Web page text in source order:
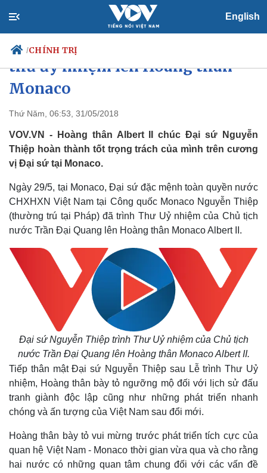
English
/CHÍNH TRỊ
Chính trị
Tổ chức nhân sự
Quốc hội
Nhận diện sự thật
Dự báo thời tiết
Giáo dục
Biển đảo
Đại sứ Việt Nam tại Pháp trình
thư ủy nhiệm lên Hoàng thân
Monaco
Thứ Năm, 06:53, 31/05/2018
VOV.VN - Hoàng thân Albert II chúc Đại sứ Nguyễn
Thiệp hoàn thành tốt trọng trách của mình trên cương
vị Đại sứ tại Monaco.
Ngày 29/5, tại Monaco, Đại sứ đặc mệnh toàn quyền nước
CHXHXN Việt Nam tại Công quốc Monaco Nguyễn Thiệp
(thường trú tại Pháp) đã trình Thư Uỷnhiệm của Chủ tịch
nước Trần Đại Quang lên Hoàng thân Monaco Albert II.
Đại sứ Nguyễn Thiệp trình Thư Uỷ nhiệm của Chủ tịch
nước Trần Đại Quang lên Hoàng thân Monaco Albert II.
Tiếp thân mật Đại sứ Nguyễn Thiệp sau Lễ trình Thư Uỷ
nhiệm, Hoàng thân bày tỏ ngưỡng mộ đối với lịch sử đấu
tranh giành độc lập cũng như những phát triển nhanh
chóng và ấn tượng của Việt Nam sau đổi mới.
Hoàng thân bày tỏ vui mừng trước phát triển tích cực của
quan hệ Việt Nam - Monaco thời gian vừa qua và cho rằng
hai nước có những quan tâm chung đối với các vấn đề